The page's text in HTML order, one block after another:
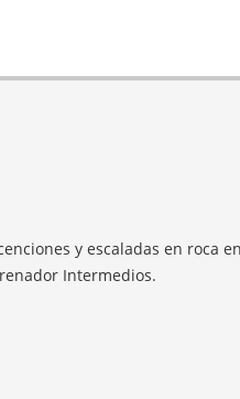
y escaladas en roca en
Intermedios.